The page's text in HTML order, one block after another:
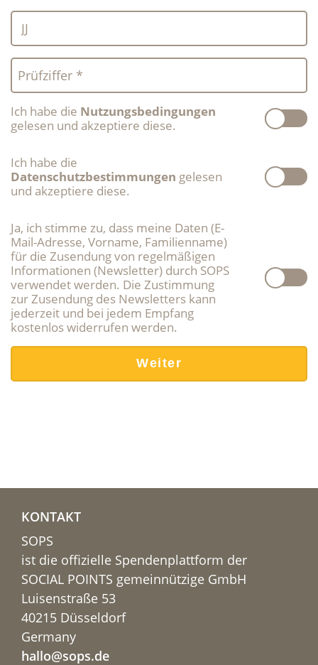
JJ
Prüfziffer *
Ich habe die Nutzungsbedingungen
gelesen und akzeptiere diese.
Ich habe die
Datenschutzbestimmungen gelesen
und akzeptiere diese.
Ja, ich stimme zu, dass meine Daten (E-
Mail-Adresse, Vorname, Familienname)
für die Zusendung von regelmäßigen
Informationen (Newsletter) durch SOPS
verwendet werden. Die Zustimmung
zur Zusendung des Newsletters kann
jederzeit und bei jedem Empfang
kostenlos widerrufen werden.
KONTAKT
SOPS
ist die offizielle Spendenplattform der
SOCIAL POINTS gemeinnützige GmbH
Luisenstraße 53
40215 Düsseldorf
Germany
hallo@sops.de